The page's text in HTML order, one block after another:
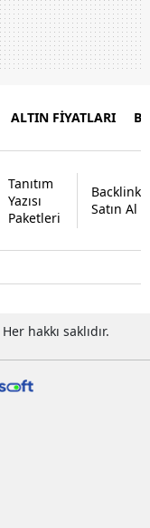
ALTIN FİYATLARI
Tanıtım
Yazısı
Paketleri
Backlink
Satın Al
hakkı saklıdır.